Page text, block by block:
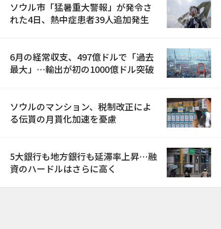
ソウル市「猛暑重大警報」が発令さ
れた4日、熱中症患者39人追加発生
6月の経常収支、497億ドルで「過去
最大」…輸出が初の1000億ドル突破
ソウルのマンション、税制改正によ
る伝貰の月貰化加速を憂慮
5大銀行も地方銀行も延滞率上昇…融
資のハードルはさらに高く